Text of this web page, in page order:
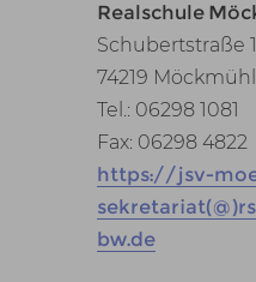
Realschule
Schubertstraße
74219 Möckmühl
Tel.: 06298 1081
Fax: 06298 4822
https://jsv-
bw.de